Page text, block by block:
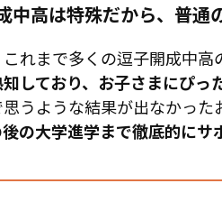
中高は特殊だから、普
れまで多くの逗子開成中高
しており、お子さまにぴっ
うような結果が出なかった
の大学進学まで徹底的にサ